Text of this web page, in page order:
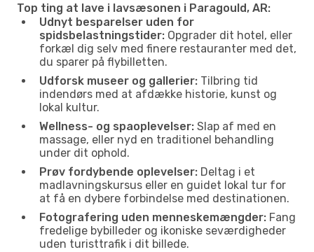
Top ting at lave i lavsæsonen i Paragould, AR:
Udnyt besparelser uden for
spidsbelastningstider: Opgrader dit hotel, eller
forkæl dig selv med finere restauranter med det,
du sparer på flybilletten.
Udforsk museer og gallerier: Tilbring tid
indendørs med at afdække historie, kunst og
lokal kultur.
Wellness- og spaoplevelser: Slap af med en
massage, eller nyd en traditionel behandling
under dit ophold.
Prøv fordybende oplevelser: Deltag i et
madlavningskursus eller en guidet lokal tur for
at få en dybere forbindelse med destinationen.
Fotografering uden menneskemængder: Fang
fredelige bybilleder og ikoniske seværdigheder
uden turisttrafik i dit billede.